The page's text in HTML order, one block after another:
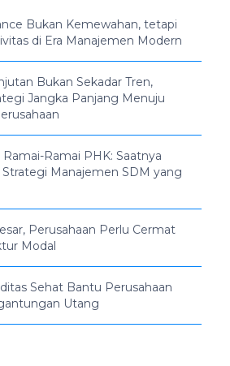
Bukan Kemewahan, tetapi
di Era Manajemen Modern
Bukan Sekadar Tren,
Jangka Panjang Menuju
Ramai PHK: Saatnya
Manajemen SDM yang
Perusahaan Perlu Cermat
Modal
Sehat Bantu Perusahaan
Utang